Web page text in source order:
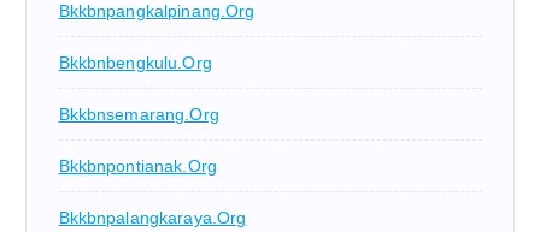
Bkkbnpangkalpinang.org
Bkkbnbengkulu.org
Bkkbnsemarang.org
Bkkbnpontianak.org
Bkkbnpalangkaraya.org